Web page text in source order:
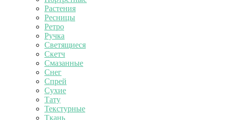
Растения
Ресницы
Ретро
Ручка
Светящиеся
Скетч
Смазанные
Снег
Спрей
Сухие
Тату
Текстурные
Ткань